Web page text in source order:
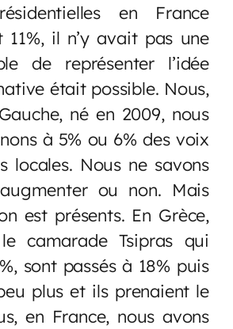
en France
11%, il n’y avait pas une
de représenter l’idée
était possible. Nous,
né en 2009, nous
à 5% ou 6% des voix
locales. Nous ne savons
ou non. Mais
est présents. En Grèce,
camarade Tsipras qui
sont passés à 18% puis
plus et ils prenaient le
en France, nous avons